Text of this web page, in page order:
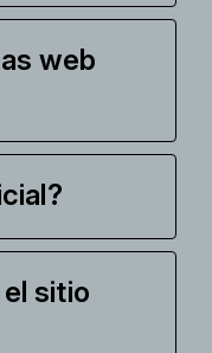
web
sitio